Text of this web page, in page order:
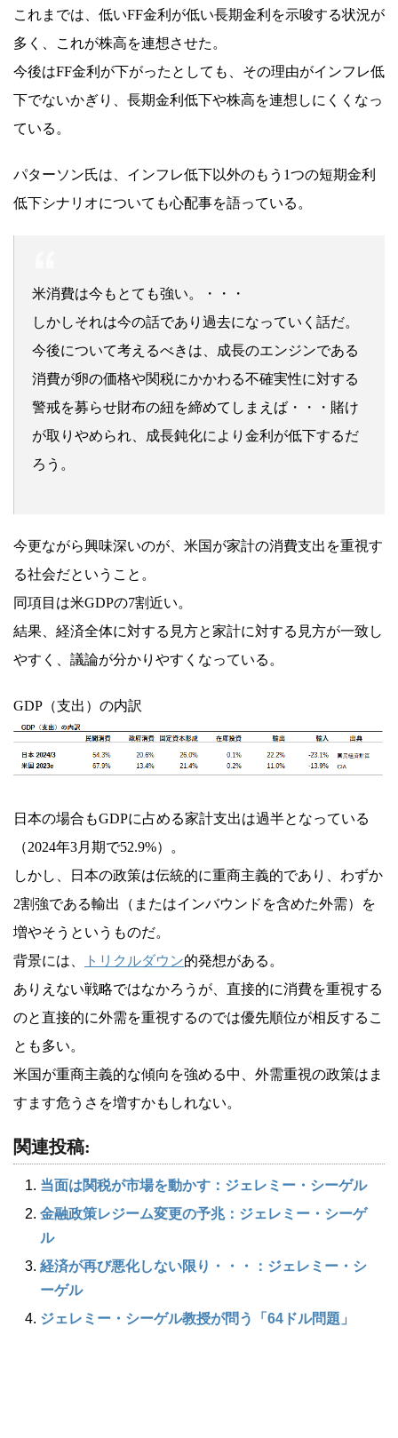
これまでは、低いFF金利が低い長期金利を示唆する状況が
多く、これが株高を連想させた。
今後はFF金利が下がったとしても、その理由がインフレ低
下でないかぎり、長期金利低下や株高を連想しにくくなっ
ている。
パターソン氏は、インフレ低下以外のもう1つの短期金利
低下シナリオについても心配事を語っている。
米消費は今もとても強い。・・・
しかしそれは今の話であり過去になっていく話だ。
今後について考えるべきは、成長のエンジンである
消費が卵の価格や関税にかかわる不確実性に対する
警戒を募らせ財布の紐を締めてしまえば・・・賭け
が取りやめられ、成長鈍化により金利が低下するだ
ろう。
今更ながら興味深いのが、米国が家計の消費支出を重視す
る社会だということ。
同項目は米GDPの7割近い。
結果、経済全体に対する見方と家計に対する見方が一致し
やすく、議論が分かりやすくなっている。
GDP（支出）の内訳
日本の場合もGDPに占める家計支出は過半となっている
（2024年3月期で52.9%）。
しかし、日本の政策は伝統的に重商主義的であり、わずか
2割強である輸出（またはインバウンドを含めた外需）を
増やそうというものだ。
背景には、
トリクルダウン的発想がある。
ありえない戦略ではなかろうが、直接的に消費を重視する
のと直接的に外需を重視するのでは優先順位が相反するこ
とも多い。
米国が重商主義的な傾向を強める中、外需重視の政策はま
すます危うさを増すかもしれない。
関連投稿:
当面は関税が市場を動かす：ジェレミー・シーゲル
金融政策レジーム変更の予兆：ジェレミー・シーゲ
ル
経済が再び悪化しない限り・・・：ジェレミー・シ
ーゲル
ジェレミー・シーゲル教授が問う「64ドル問題」